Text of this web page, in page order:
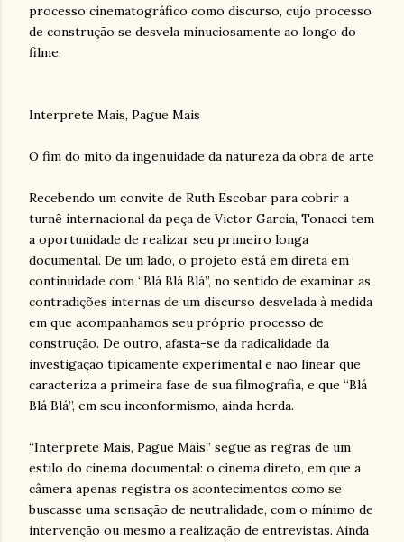
processo cinematográfico como discurso, cujo processo
de construção se desvela minuciosamente ao longo do
filme.
Interprete Mais, Pague Mais
O fim do mito da ingenuidade da natureza da obra de arte
Recebendo um convite de Ruth Escobar para cobrir a
turnê internacional da peça de Victor Garcia, Tonacci tem
a oportunidade de realizar seu primeiro longa
documental. De um lado, o projeto está em direta em
continuidade com “Blá Blá Blá”, no sentido de examinar as
contradições internas de um discurso desvelada à medida
em que acompanhamos seu próprio processo de
construção. De outro, afasta-se da radicalidade da
investigação tipicamente experimental e não linear que
caracteriza a primeira fase de sua filmografia, e que “Blá
Blá Blá”, em seu inconformismo, ainda herda.
“Interprete Mais, Pague Mais” segue as regras de um
estilo do cinema documental: o cinema direto, em que a
câmera apenas registra os acontecimentos como se
buscasse uma sensação de neutralidade, com o mínimo de
intervenção ou mesmo a realização de entrevistas. Ainda